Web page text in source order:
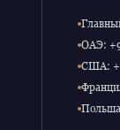
ОАЭ:
США: